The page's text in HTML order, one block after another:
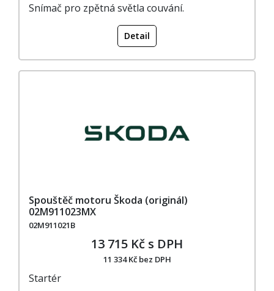
Snímač pro zpětná světla couvání.
Detail
Spouštěč motoru Škoda (originál)
02M911023MX
02M911021B
13 715 Kč s DPH
11 334 Kč bez DPH
Startér